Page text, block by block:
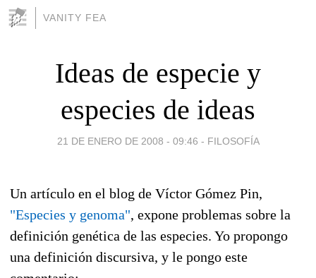
VANITY FEA
Ideas de especie y
especies de ideas
21 DE ENERO DE 2008 - 09:46 - FILOSOFÍA
Un artículo en el blog de Víctor Gómez Pin,
"Especies y genoma", expone problemas sobre la
definición genética de las especies. Yo propongo
una definición discursiva, y le pongo este